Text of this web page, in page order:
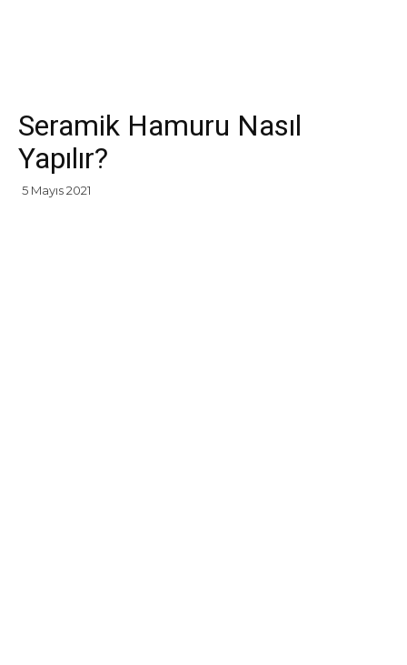
Seramik Hamuru Nasıl
Yapılır?
5 Mayıs 2021